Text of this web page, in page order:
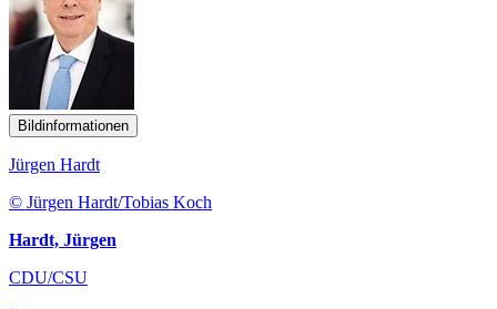
Bildinformationen
Jürgen Hardt
© Jürgen Hardt/Tobias Koch
Hardt, Jürgen
CDU/CSU